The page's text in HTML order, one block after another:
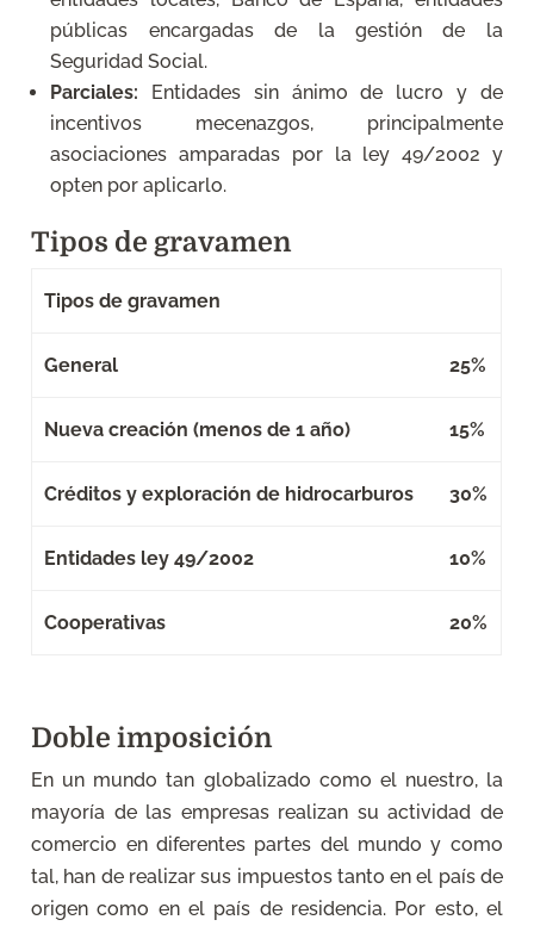
públicas encargadas de la gestión de la
Seguridad Social.
Parciales:
Entidades sin ánimo de lucro y de
incentivos mecenazgos, principalmente
asociaciones amparadas por la ley 49/2002 y
opten por aplicarlo.
Tipos de gravamen
Tipos de gravamen
General 25%
Nueva creación (menos de 1 año) 15%
Créditos y exploración de hidrocarburos 30%
Entidades ley 49/2002 10%
Cooperativas 20%
Doble imposición
En un mundo tan globalizado como el nuestro, la
mayoría de las empresas realizan su actividad de
comercio en diferentes partes del mundo y como
tal, han de realizar sus impuestos tanto en el país de
origen como en el país de residencia. Por esto, el